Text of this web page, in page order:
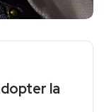
la